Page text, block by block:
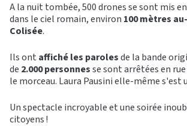
A la nuit tombée, 500 drones se sont mis
dans le ciel romain, environ 100 mètres
Colisée.
Ils ont affiché les parolesde la bande
de 2.000 personnesse sont arrêtées en
le morceau. Laura Pausini elle-même s'est
Un spectacle incroyable et une soirée
citoyens !